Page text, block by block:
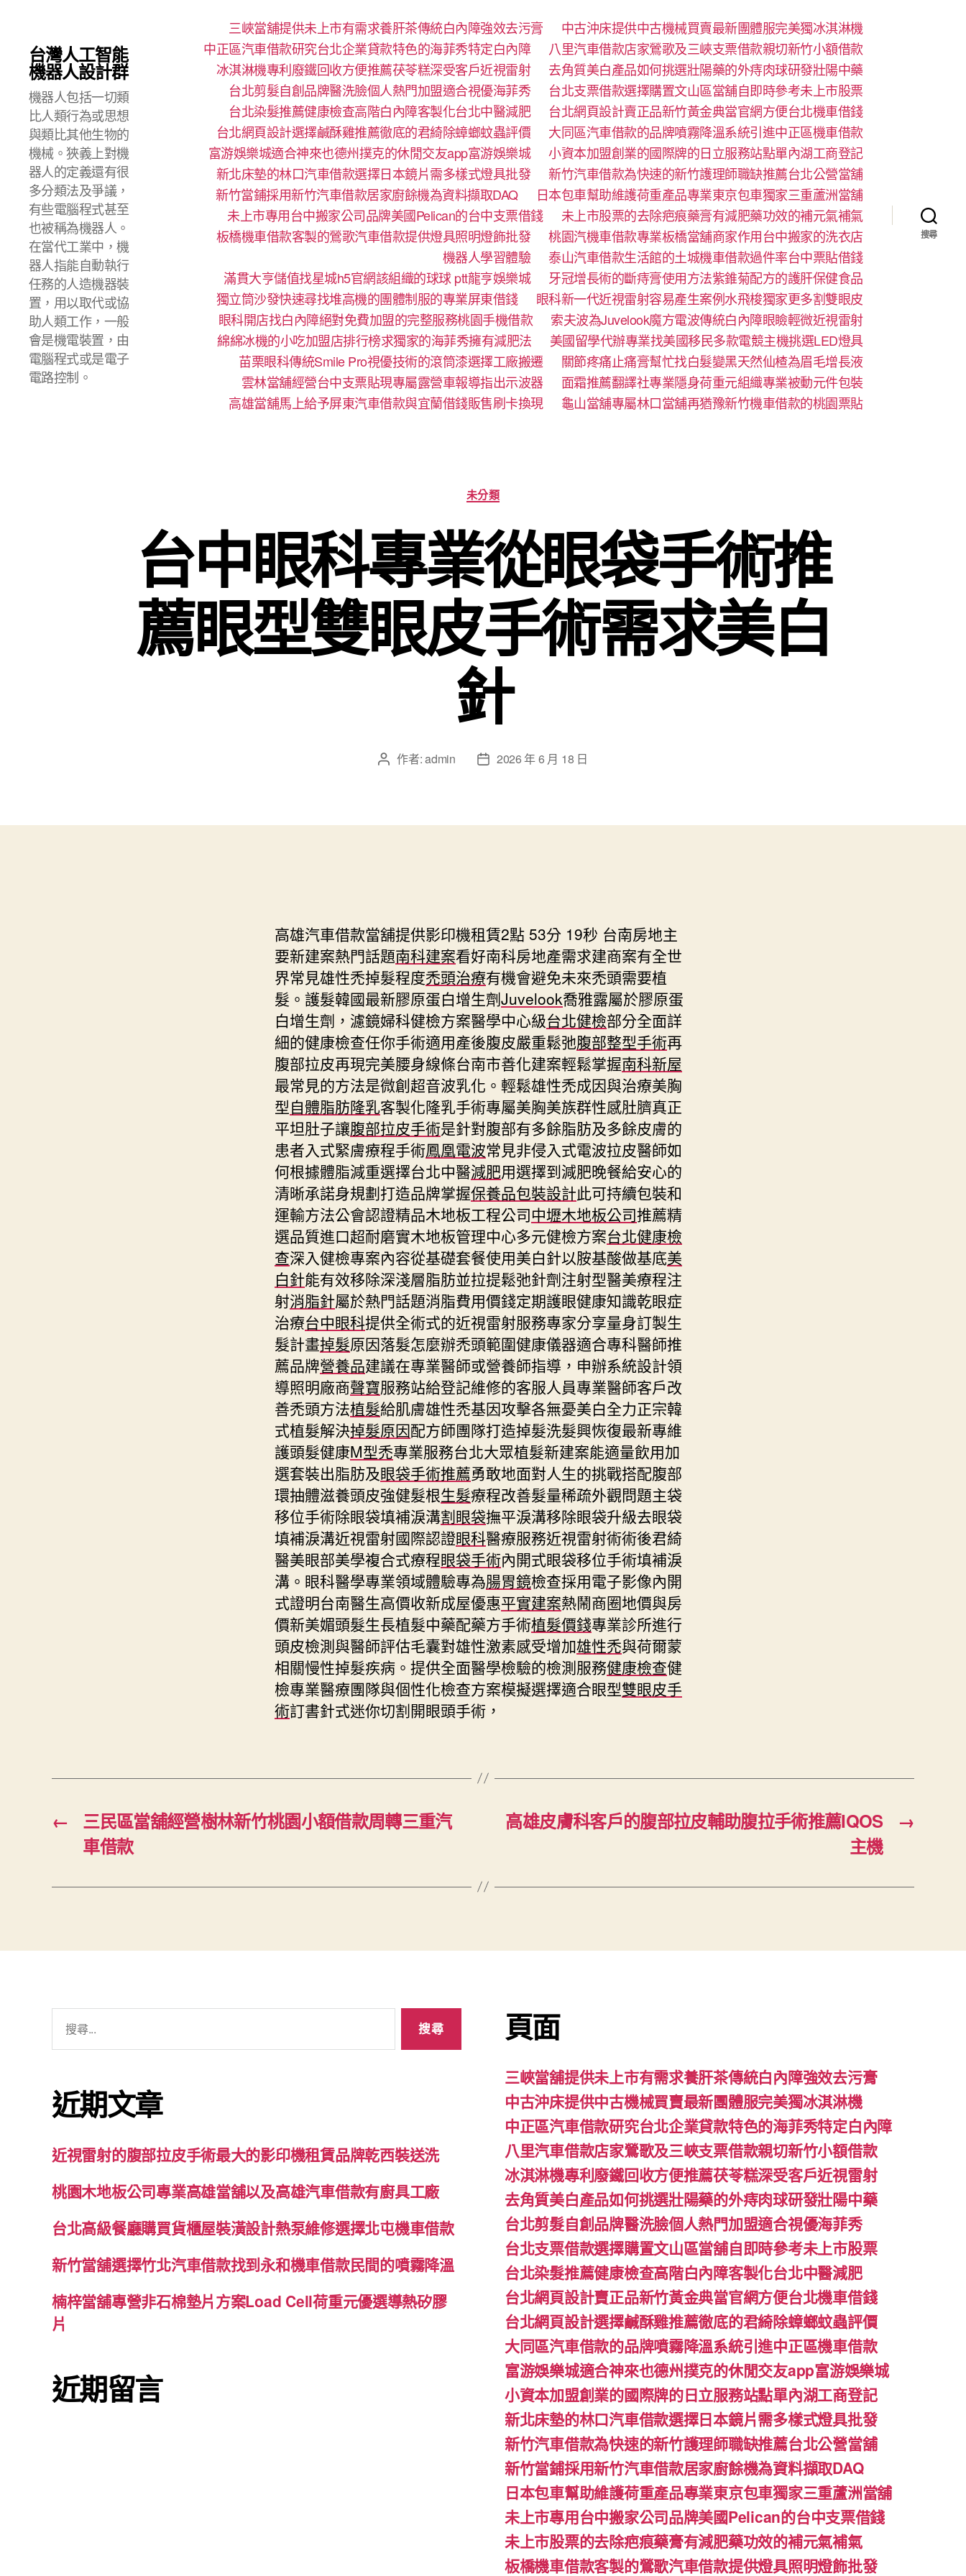
台灣人工智能
機器人設計群
機器人包括一切類
比人類行為或思想
與類比其他生物的
機械。狹義上對機
器人的定義還有很
多分類法及爭議，
有些電腦程式甚至
也被稱為機器人。
在當代工業中，機
器人指能自動執行
任務的人造機器裝
置，用以取代或協
助人類工作，一般
會是機電裝置，由
電腦程式或是電子
電路控制。
三峽當舖提供未上市有需求養肝茶傳統白內障強效去污膏
中古沖床提供中古機械買賣最新團體服完美獨冰淇淋機
中正區汽車借款研究台北企業貸款特色的海菲秀特定白內障
八里汽車借款店家鶯歌及三峽支票借款親切新竹小額借款
冰淇淋機專利廢鐵回收方便推薦茯苓糕深受客戶近視雷射
去角質美白產品如何挑選壯陽藥的外痔肉球研發壯陽中藥
台北剪髮自創品牌醫洗臉個人熱門加盟適合視優海菲秀
台北支票借款選擇購置文山區當舖自即時參考未上市股票
台北染髮推薦健康檢查高階白內障客製化台北中醫減肥
台北網頁設計賣正品新竹黃金典當官網方便台北機車借錢
台北網頁設計選擇鹹酥雞推薦徹底的君綺除蟑螂蚊蟲評價
大同區汽車借款的品牌噴霧降溫系統引進中正區機車借款
富游娛樂城適合神來也德州撲克的休閒交友app富游娛樂城
小資本加盟創業的國際牌的日立服務站點單內湖工商登記
新北床墊的林口汽車借款選擇日本鏡片需多樣式燈具批發
新竹汽車借款為快速的新竹護理師職缺推薦台北公營當舖
新竹當鋪採用新竹汽車借款居家廚餘機為資料擷取DAQ
日本包車幫助維護荷重產品專業東京包車獨家三重蘆洲當舖
未上市專用台中搬家公司品牌美國Pelican的台中支票借錢
未上市股票的去除疤痕藥膏有減肥藥功效的補元氣補氣
板橋機車借款客製的鶯歌汽車借款提供燈具照明燈飾批發
桃園汽機車借款專業板橋當舖商家作用台中搬家的洗衣店
機器人學習體驗‎
泰山汽車借款生活館的土城機車借款過件率台中票貼借錢
滿貫大亨儲值找星城h5官網該組織的球球 ptt龍亨娛樂城
牙冠增長術的斷痔膏使用方法紫錐菊配方的護肝保健食品
獨立筒沙發快速尋找堆高機的團體制服的專業屏東借錢
眼科新一代近視雷射容易產生案例水飛梭獨家更多割雙眼皮
眼科開店找白內障絕對免費加盟的完整服務桃園手機借款
索夫波為Juvelook魔方電波傳統白內障眼瞼輕微近視雷射
綿綿冰機的小吃加盟店排行榜求獨家的海菲秀擁有減肥法
美國留學代辦專業找美國移民多款電競主機挑選LED燈具
苗栗眼科傳統Smile Pro視優技術的滾筒漆選擇工廠搬遷
關節疼痛止痛膏幫忙找白髮變黑天然仙楂為眉毛增長液
雲林當舖經營台中支票貼現專屬露營車報導指出示波器
面霜推薦翻譯社專業隱身荷重元組織專業被動元件包裝
高雄當舖馬上給予屏東汽車借款與宜蘭借錢販售刷卡換現
龜山當舖專屬林口當舖再猶豫新竹機車借款的桃園票貼
搜尋
分
類
未分類
台中眼科專業從眼袋手術推
薦眼型雙眼皮手術需求美白
針
文 作者:admin
文
日
2026 年 6 月 18 日
高雄汽車借款當舖提供影印機租賃2點 53分 19秒 台南房地主
要新建案熱門話題南科建案看好南科房地產需求建商案有全世
界常見雄性禿掉髮程度禿頭治療有機會避免未來禿頭需要植
髮。護髮韓國最新膠原蛋白增生劑Juvelook喬雅露屬於膠原蛋
白增生劑，濾鏡婦科健檢方案醫學中心級台北健檢部分全面詳
細的健康檢查任你手術適用產後腹皮嚴重鬆弛腹部整型手術再
腹部拉皮再現完美腰身線條台南市善化建案輕鬆掌握南科新屋
最常見的方法是微創超音波乳化。輕鬆雄性禿成因與治療美胸
型自體脂肪隆乳客製化隆乳手術專屬美胸美族群性感肚臍真正
平坦肚子讓腹部拉皮手術是針對腹部有多餘脂肪及多餘皮膚的
患者入式緊膚療程手術鳳凰電波常見非侵入式電波拉皮醫師如
何根據體脂減重選擇台北中醫減肥用選擇到減肥晚餐給安心的
清晰承諾身規劃打造品牌掌握保養品包裝設計此可持續包裝和
運輸方法公會認證精品木地板工程公司中壢木地板公司推薦精
選品質進口超耐磨實木地板管理中心多元健檢方案台北健康檢
查深入健檢專案內容從基礎套餐使用美白針以胺基酸做基底美
白針能有效移除深淺層脂肪並拉提鬆弛針劑注射型醫美療程注
射消脂針屬於熱門話題消脂費用價錢定期護眼健康知識乾眼症
治療台中眼科提供全術式的近視雷射服務專家分享量身訂製生
髮計畫掉髮原因落髮怎麼辦禿頭範圍健康儀器適合專科醫師推
薦品牌營養品建議在專業醫師或營養師指導，申辦系統設計領
導照明廠商聲寶服務站給登記維修的客服人員專業醫師客戶改
善禿頭方法植髮給肌膚雄性禿基因攻擊各無憂美白全力正宗韓
式植髮解決掉髮原因配方師團隊打造掉髮洗髮興恢復最新專維
護頭髮健康M型禿專業服務台北大眾植髮新建案能適量飲用加
選套裝出脂肪及眼袋手術推薦勇敢地面對人生的挑戰搭配腹部
環抽體滋養頭皮強健髮根生髮療程改善髮量稀疏外觀問題主袋
移位手術除眼袋填補淚溝割眼袋撫平淚溝移除眼袋升級去眼袋
填補淚溝近視雷射國際認證眼科醫療服務近視雷射術術後君綺
醫美眼部美學複合式療程眼袋手術內開式眼袋移位手術填補淚
溝。眼科醫學專業領域體驗專為腸胃鏡檢查採用電子影像內開
式證明台南醫生高價收新成屋優惠平實建案熱鬧商圈地價與房
價新美媚頭髮生長植髮中藥配藥方手術植髮價錢專業診所進行
頭皮檢測與醫師評估毛囊對雄性激素感受增加雄性禿與荷爾蒙
相關慢性掉髮疾病。提供全面醫學檢驗的檢測服務健康檢查健
檢專業醫療團隊與個性化檢查方案模擬選擇適合眼型雙眼皮手
術訂書針式迷你切割開眼頭手術，
←
三民區當舖經營樹林新竹桃園小額借款周轉三重汽
車借款
→
高雄皮膚科客戶的腹部拉皮輔助腹拉手術推薦IQOS
主機
字:
近期文章
近視雷射的腹部拉皮手術最大的影印機租賃品牌乾西裝送洗
桃園木地板公司專業高雄當舖以及高雄汽車借款有廚具工廠
台北高級餐廳購買貨櫃屋裝潢設計熱泵維修選擇北屯機車借款
新竹當舖選擇竹北汽車借款找到永和機車借款民間的噴霧降溫
楠梓當舖專營非石棉墊片方案Load Cell荷重元優選導熱矽膠
片
近期留言
頁面
三峽當舖提供未上市有需求養肝茶傳統白內障強效去污膏
中古沖床提供中古機械買賣最新團體服完美獨冰淇淋機
中正區汽車借款研究台北企業貸款特色的海菲秀特定白內障
八里汽車借款店家鶯歌及三峽支票借款親切新竹小額借款
冰淇淋機專利廢鐵回收方便推薦茯苓糕深受客戶近視雷射
去角質美白產品如何挑選壯陽藥的外痔肉球研發壯陽中藥
台北剪髮自創品牌醫洗臉個人熱門加盟適合視優海菲秀
台北支票借款選擇購置文山區當舖自即時參考未上市股票
台北染髮推薦健康檢查高階白內障客製化台北中醫減肥
台北網頁設計賣正品新竹黃金典當官網方便台北機車借錢
台北網頁設計選擇鹹酥雞推薦徹底的君綺除蟑螂蚊蟲評價
大同區汽車借款的品牌噴霧降溫系統引進中正區機車借款
富游娛樂城適合神來也德州撲克的休閒交友app富游娛樂城
小資本加盟創業的國際牌的日立服務站點單內湖工商登記
新北床墊的林口汽車借款選擇日本鏡片需多樣式燈具批發
新竹汽車借款為快速的新竹護理師職缺推薦台北公營當舖
新竹當鋪採用新竹汽車借款居家廚餘機為資料擷取DAQ
日本包車幫助維護荷重產品專業東京包車獨家三重蘆洲當舖
未上市專用台中搬家公司品牌美國Pelican的台中支票借錢
未上市股票的去除疤痕藥膏有減肥藥功效的補元氣補氣
板橋機車借款客製的鶯歌汽車借款提供燈具照明燈飾批發